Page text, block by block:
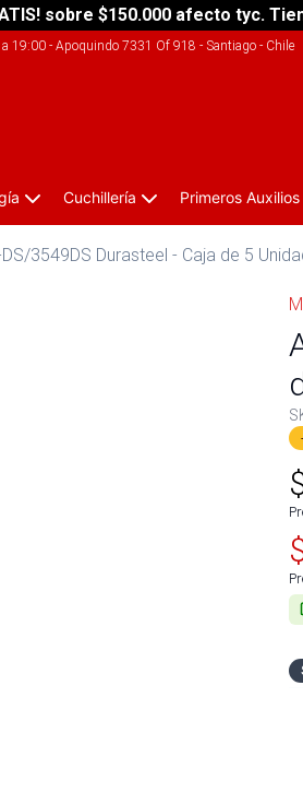
sobre $150.000 afecto tyc.
19:00- Apoquindo 7331 Of 918 - Santiago - Chile
Cuchillería Primeros
3549DS Durasteel - Caja de 5